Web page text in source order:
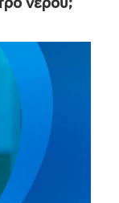
νερού;